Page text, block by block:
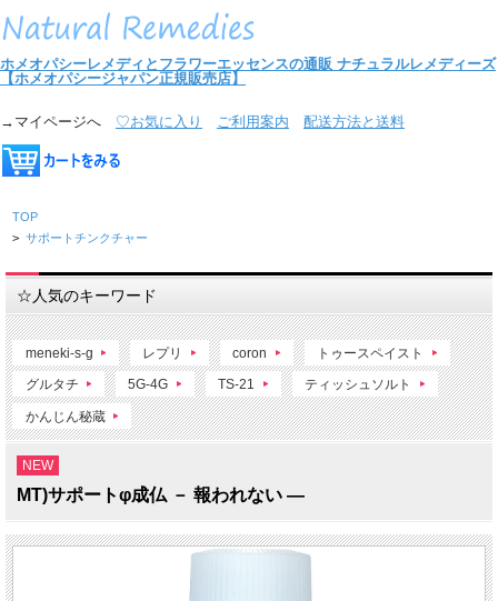
ホメオパシーレメディとフラワーエッセンスの通販 ナチュラルレメディーズ
【ホメオパシージャパン正規販売店】
→マイページへ ♡お気に入り ご利用案内 配送方法と送料
TOP
> サポートチンクチャー
☆人気のキーワード
meneki-s-g レプリ coron トゥースペイスト
グルタチ 5G-4G TS-21 ティッシュソルト
かんじん秘蔵
NEW
MT)サポートφ成仏 － 報われない ―